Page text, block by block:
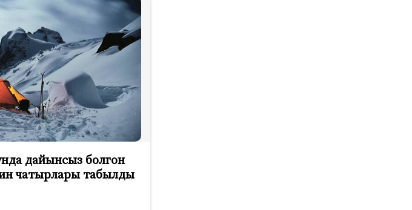
дайынсыз болгон
чатырлары табылды